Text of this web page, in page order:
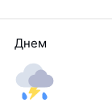
Днем